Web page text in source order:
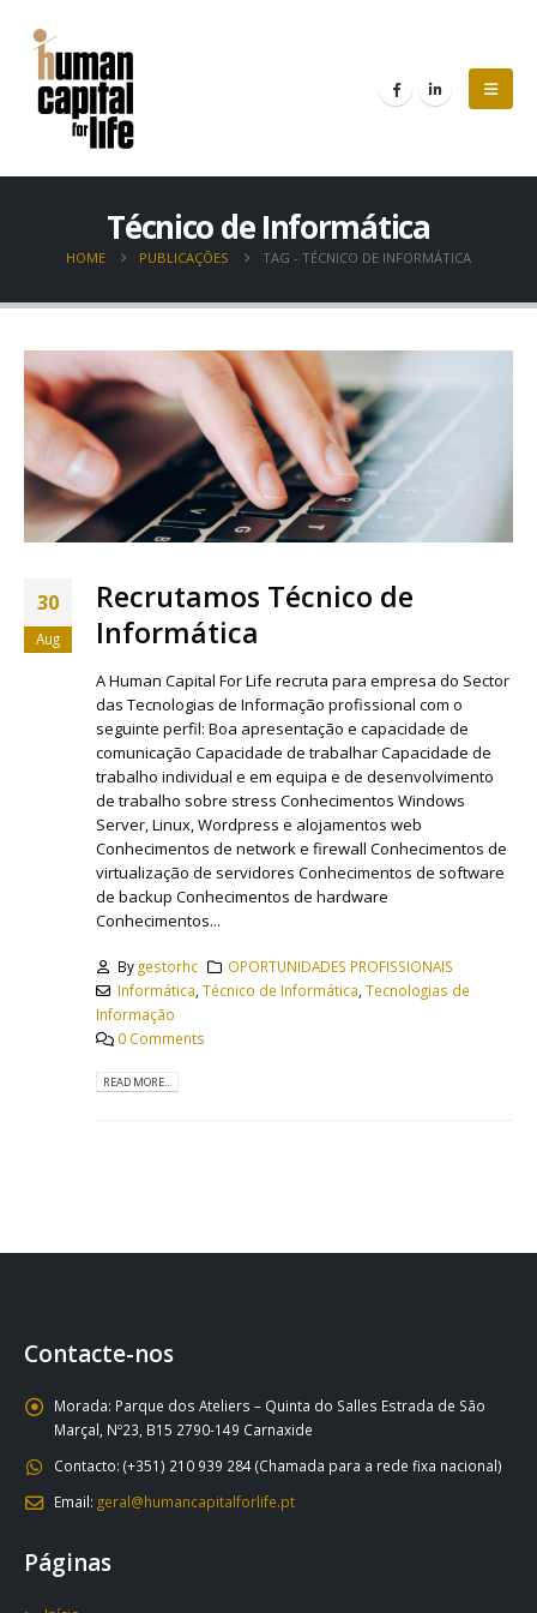
Técnico de Informática
HOME PUBLICAÇÕES TAG - TÉCNICO DE INFORMÁTICA
30
Aug
Recrutamos Técnico de
Informática
A Human Capital For Life recruta para empresa do Sector
das Tecnologias de Informação profissional com o
seguinte perfil: Boa apresentação e capacidade de
comunicação Capacidade de trabalhar Capacidade de
trabalho individual e em equipa e de desenvolvimento
de trabalho sobre stress Conhecimentos Windows
Server, Linux, Wordpress e alojamentos web
Conhecimentos de network e firewall Conhecimentos de
virtualização de servidores Conhecimentos de software
de backup Conhecimentos de hardware
Conhecimentos...
By gestorhc
OPORTUNIDADES PROFISSIONAIS
Informática Técnico de Informática Tecnologias de
Informação
0 Comments
READ MORE...
Contacte-nos
Morada: Parque dos Ateliers – Quinta do Salles Estrada de São
Marçal, Nº23, B15 2790-149 Carnaxide
Contacto: (+351) 210 939 284 (Chamada para a rede fixa nacional)
Email: geral@humancapitalforlife.pt
Páginas